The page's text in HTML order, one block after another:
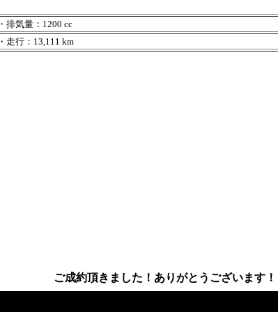
・排気量：1200 cc
・走行：13,111 km
ご成約頂きました！ありがとうございます！